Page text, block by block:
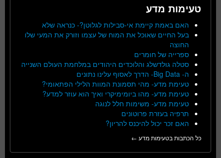
טעימות מדע
האם באמת קיימת אי-סבילות לגלוטן?- כנראה שלא
בעל החיים שאוכל את המוח של עצמו וזורק את המעי שלו
החוצה
ספרייה של חומרים
סטלה גולדשלג והלוכדים היהודים במלחמת העולם השנייה
ה- Big Data- הדרך לאסוף עלינו נתונים
טעימת מדע- מהי תסמונת המוות הלילי הפתאומי?
טעימת מדע- מהו ביומימיקרי ואיך הוא עוזר למדע?
טעימת מדע- משימות חלל לנוגה
תרפיה בעזרת פרוטונים
האם זכר יכול להיכנס להריון?
כל הכתבות בטעימות מדע ←